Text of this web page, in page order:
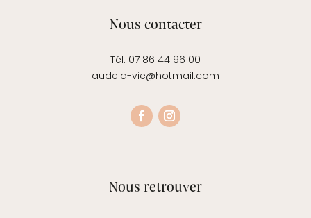
Nous contacter
Tél. 07 86 44 96 00
audela-vie@hotmail.com
Nous retrouver